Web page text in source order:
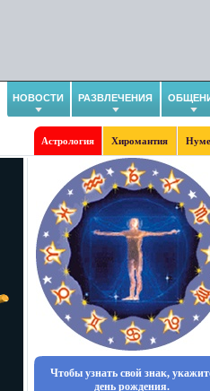
НОВОСТИ РАЗВЛЕЧЕНИЯ
Астрология Хиромантия
Чтобы узнать свой знак,
день рождения.